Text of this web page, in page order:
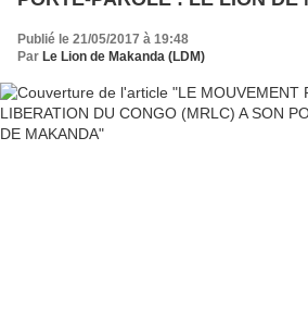
Publié le 21/05/2017 à 19:48
Par Le Lion de Makanda (LDM)